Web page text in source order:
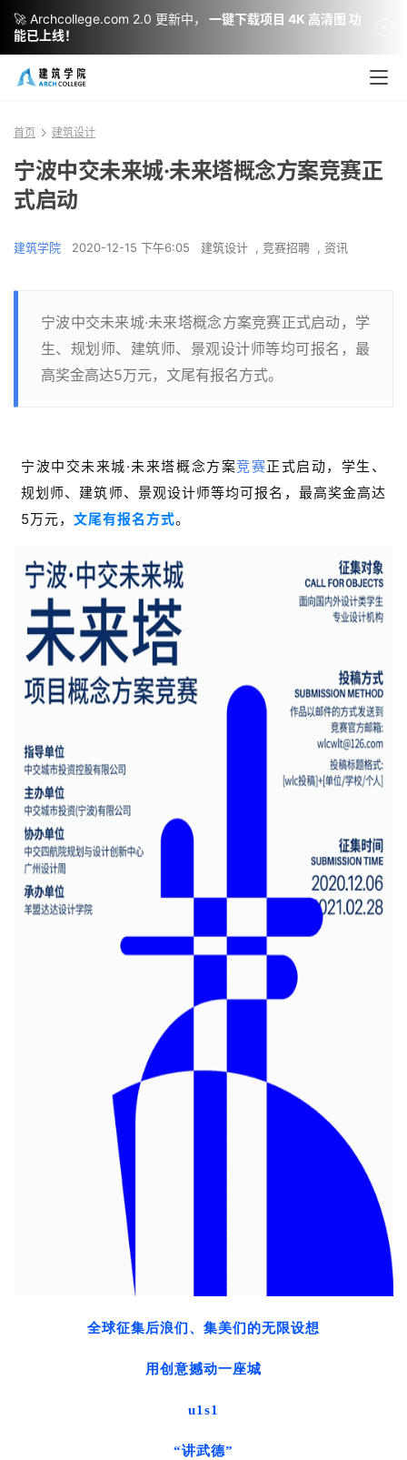
首页 建筑设计
宁波中交未来城·未来塔概念方案竞赛正
式启动
建筑学院 2020-12-15 下午6:05 建筑设计 , 竞赛招聘 , 资讯
宁波中交未来城·未来塔概念方案竞赛正式启动，学
生、规划师、建筑师、景观设计师等均可报名，最
高奖金高达5万元，文尾有报名方式。
宁波中交未来城·未来塔概念方案竞赛正式启动，学生、
规划师、建筑师、景观设计师等均可报名，最高奖金高达
5万元， 文尾有报名方式。
全球征集后浪们、集美们的无限设想
用创意撼动一座城
u1s1
“讲武德”
🚀 Archcollege.com 2.0 更新中，
一键下载项目 4K 高清图 功
能已上线！